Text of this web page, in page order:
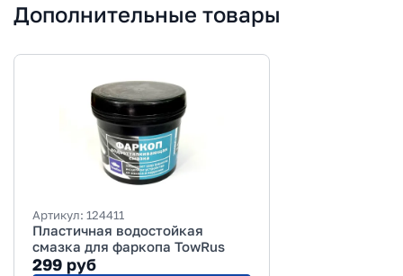
Дополнительные товары
Артикул: 124411
Пластичная водостойкая
смазка для фаркопа TowRus
299 руб